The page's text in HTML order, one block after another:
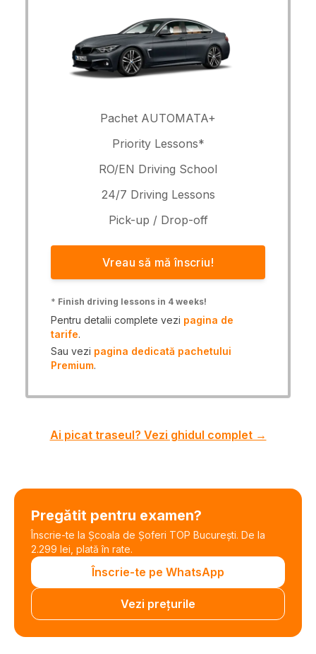
Pachet AUTOMATA+
Priority Lessons*
RO/EN Driving School
24/7 Driving Lessons
Pick-up / Drop-off
Vreau să mă înscriu!
* Finish driving lessons in 4 weeks!
Pentru detalii complete vezi pagina de
tarife.
Sau vezi pagina dedicată pachetului
Premium.
Ai picat traseul? Vezi ghidul complet →
Pregătit pentru examen?
Înscrie-te la Școala de Șoferi TOP București. De la
2.299 lei, plată în rate.
Înscrie-te pe WhatsApp
Vezi prețurile